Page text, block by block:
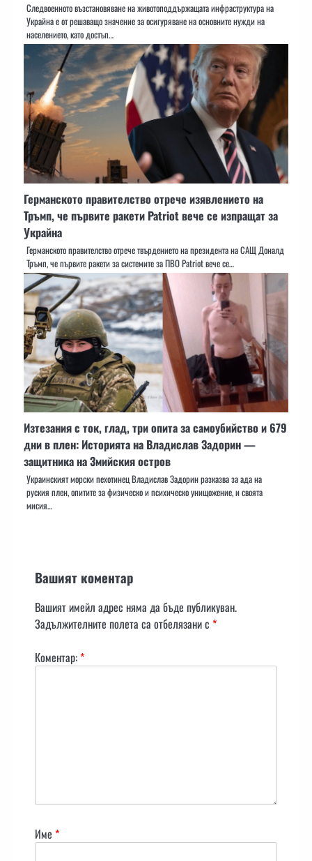
Следвоенното възстановяване на животоподдържащата инфраструктура на
Украйна е от решаващо значение за осигуряване на основните нужди на
населението, като достъп…
Германското правителство отрече изявлението на
Тръмп, че първите ракети Patriot вече се изпращат за
Украйна
Германското правителство отрече твърдението на президента на САЩ Доналд
Тръмп, че първите ракети за системите за ПВО Patriot вече се…
Изтезания с ток, глад, три опита за самоубийство и 679
дни в плен: Историята на Владислав Задорин —
защитника на Змийския остров
Украинският морски пехотинец Владислав Задорин разказва за ада на
руския плен, опитите за физическо и психическо унищожение, и своята
мисия…
Вашият коментар
Вашият имейл адрес няма да бъде публикуван.
Задължителните полета са отбелязани с *
Коментар: *
Име *